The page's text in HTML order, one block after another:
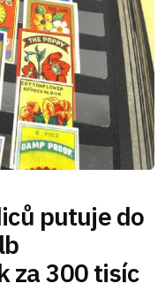
putuje do
za 300 tisíc